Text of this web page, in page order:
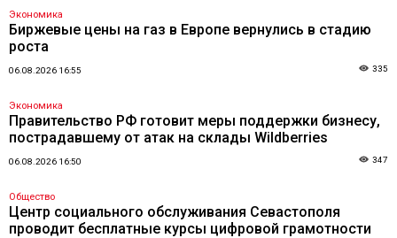
Экономика
Биржевые цены на газ в Европе вернулись в стадию
роста
06.08.2026 16:55 335
Экономика
Правительство РФ готовит меры поддержки бизнесу,
пострадавшему от атак на склады Wildberries
06.08.2026 16:50 347
Общество
Центр социального обслуживания Севастополя
проводит бесплатные курсы цифровой грамотности